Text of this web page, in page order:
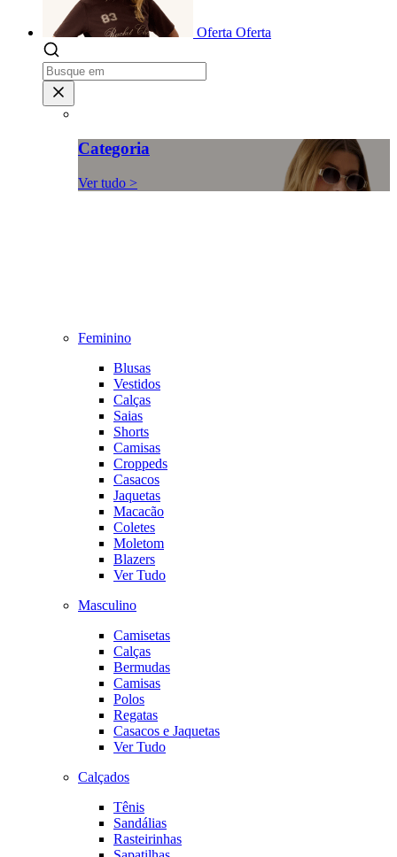
Oferta Oferta
Categoria
Ver tudo >
Feminino
Blusas
Vestidos
Calças
Saias
Shorts
Camisas
Croppeds
Casacos
Jaquetas
Macacão
Coletes
Moletom
Blazers
Ver Tudo
Masculino
Camisetas
Calças
Bermudas
Camisas
Polos
Regatas
Casacos e Jaquetas
Ver Tudo
Calçados
Tênis
Sandálias
Rasteirinhas